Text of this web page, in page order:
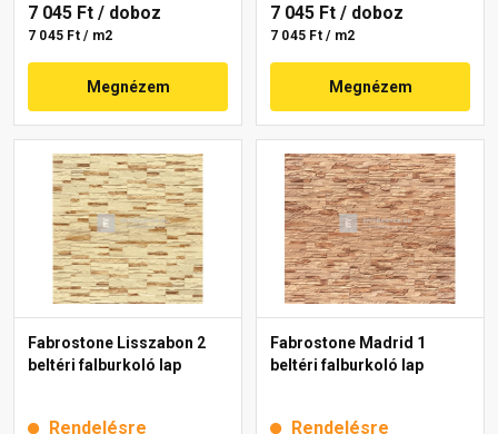
7 045 Ft / doboz
7 045 Ft / m2
Megnézem
7 045 Ft / doboz
7 045 Ft / m2
Megnézem
Fabrostone Lisszabon 2
beltéri falburkoló lap
Rendelésre
Fabrostone Madrid 1
beltéri falburkoló lap
Rendelésre